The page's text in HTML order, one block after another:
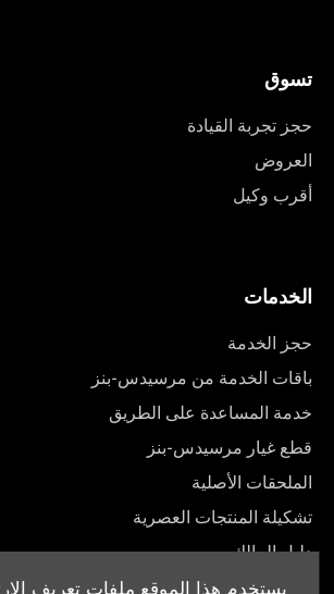
يستخدم هذا الموقع ملفات تعريف
تسوق
حجز تجربة القيادة
العروض
أقرب وكيل
الخدمات
حجز الخدمة
باقات الخدمة من مرسيدس-بنز
خدمة المساعدة على الطريق
قطع غيار مرسيدس-بنز
الملحقات الأصلية
تشكيلة المنتجات العصرية
دليل المالك